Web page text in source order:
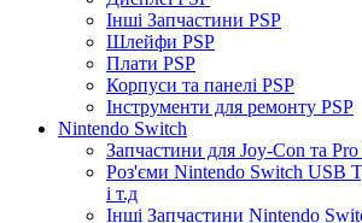
Інші Запчастини PSP
Шлейфи PSP
Плати PSP
Корпуси та панелі PSP
Інструменти для ремонту PSP
Nintendo Switch
Запчастини для Joy-Con та
Роз'єми Nintendo Switch USB
і т.д
Інші Запчастини Nintendo